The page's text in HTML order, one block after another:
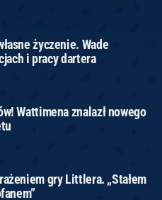
życzenie. Wade
i pracy dartera
Wattimena znalazł nowego
gry Littlera. „Stałem